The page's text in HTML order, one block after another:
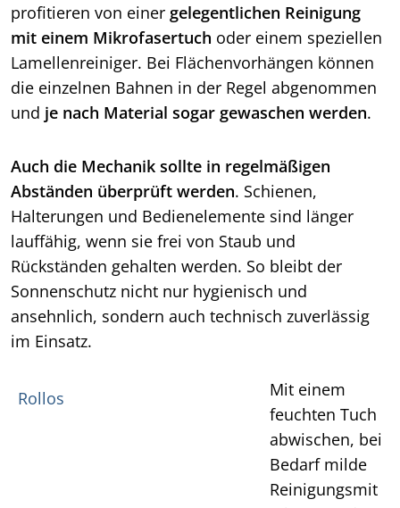
profitieren von einer gelegentlichen Reinigung
mit einem Mikrofasertuch oder einem speziellen
Lamellenreiniger. Bei Flächenvorhängen können
die einzelnen Bahnen in der Regel abgenommen
und je nach Material sogar gewaschen werden.
Auch die Mechanik sollte in regelmäßigen
Abständen überprüft werden. Schienen,
Halterungen und Bedienelemente sind länger
lauffähig, wenn sie frei von Staub und
Rückständen gehalten werden. So bleibt der
Sonnenschutz nicht nur hygienisch und
ansehnlich, sondern auch technisch zuverlässig
im Einsatz.
Rollos
Mit einem
feuchten Tuch
abwischen, bei
Bedarf milde
Reinigungsmit